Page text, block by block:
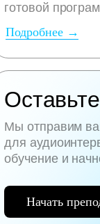
Мы отправим
для
обучение и
Подробнее →
готовой
Начать